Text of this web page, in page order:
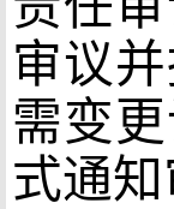
审议
需变
式通知